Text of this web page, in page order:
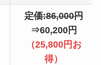
定価:86,000円
⇒60,200円
（25,800円お
得）